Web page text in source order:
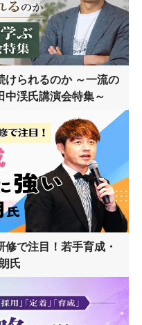
けられるのか ～一流の
渓氏講演会特集～
で注目！若手育成・
氏